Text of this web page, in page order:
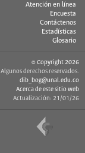
Atención en línea
Encuesta
Contáctenos
Estadísticas
Glosario
© Copyright 2026
Algunos derechos reservados.
dib_bog@unal.edu.co
Acerca de este sitio web
Actualización: 21/01/26